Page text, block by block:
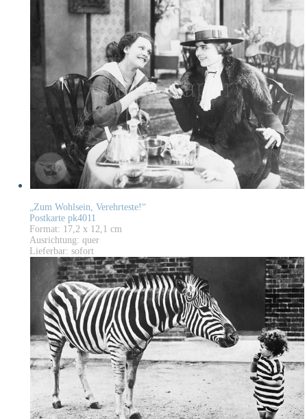
„Zum Wohlsein, Verehrteste!“
Postkarte pk4011
Format: 17,2 x 12,1 cm
Ausrichtung: quer
Lieferbar: sofort